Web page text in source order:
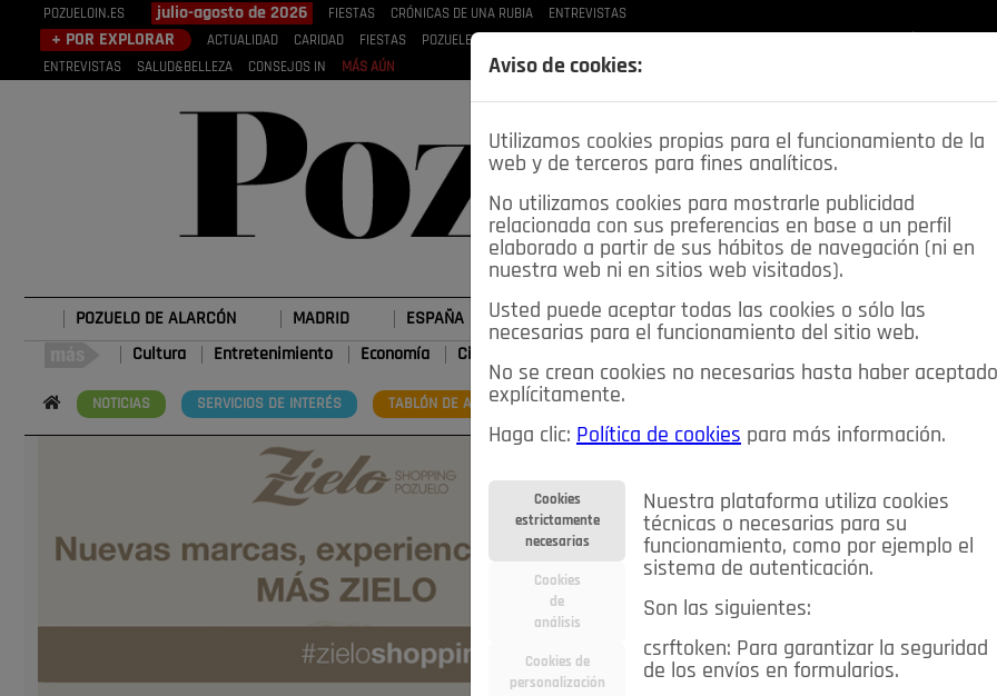
POZUELOIN.ES julio-agosto de 2026 FIESTAS CRÓNICAS DE UNA RUBIA ENTREVISTAS
+ POR EXPLORAR ACTUALIDAD CARIDAD FIESTAS POZUELEROS CRÓNICAS DE
ENTREVISTAS
SALUD&BELLEZA CONSEJOS IN MÁS AÚN
POZUELO DE ALARCÓN MADRID ESPAÑA DEPORTES OPINIÓN IN SALUD 🔴 EN DIRECTO
Cultura Entretenimiento Economía Ciencia&Tecnología
NOTICIAS SERVICIOS DE INTERÉS TABLÓN DE ANUNCIOS MIS ANUNCIOS
Aviso de cookies:
Utilizamos cookies propias para el funcionamiento de la
web y de terceros para fines analíticos.
No utilizamos cookies para mostrarle publicidad
relacionada con sus preferencias en base a un perfil
elaborado a partir de sus hábitos de navegación (ni en
nuestra web ni en sitios web visitados).
Usted puede aceptar todas las cookies o sólo las
necesarias para el funcionamiento del sitio web.
No se crean cookies no necesarias hasta haber aceptado
explícitamente.
Haga clic: Política de cookies para más información.
Cookies
estrictamente
necesarias
Cookies
de
análisis
Cookies de
personalización
Nuestra plataforma utiliza cookies
técnicas o necesarias para su
funcionamiento, como por ejemplo el
sistema de autenticación.
Son las siguientes:
csrftoken: Para garantizar la seguridad
de los envíos en formularios.